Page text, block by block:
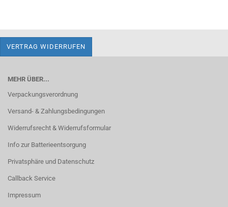
VERTRAG WIDERRUFEN
MEHR ÜBER...
Verpackungsverordnung
Versand- & Zahlungsbedingungen
Widerrufsrecht & Widerrufsformular
Info zur Batterieentsorgung
Privatsphäre und Datenschutz
Callback Service
Impressum